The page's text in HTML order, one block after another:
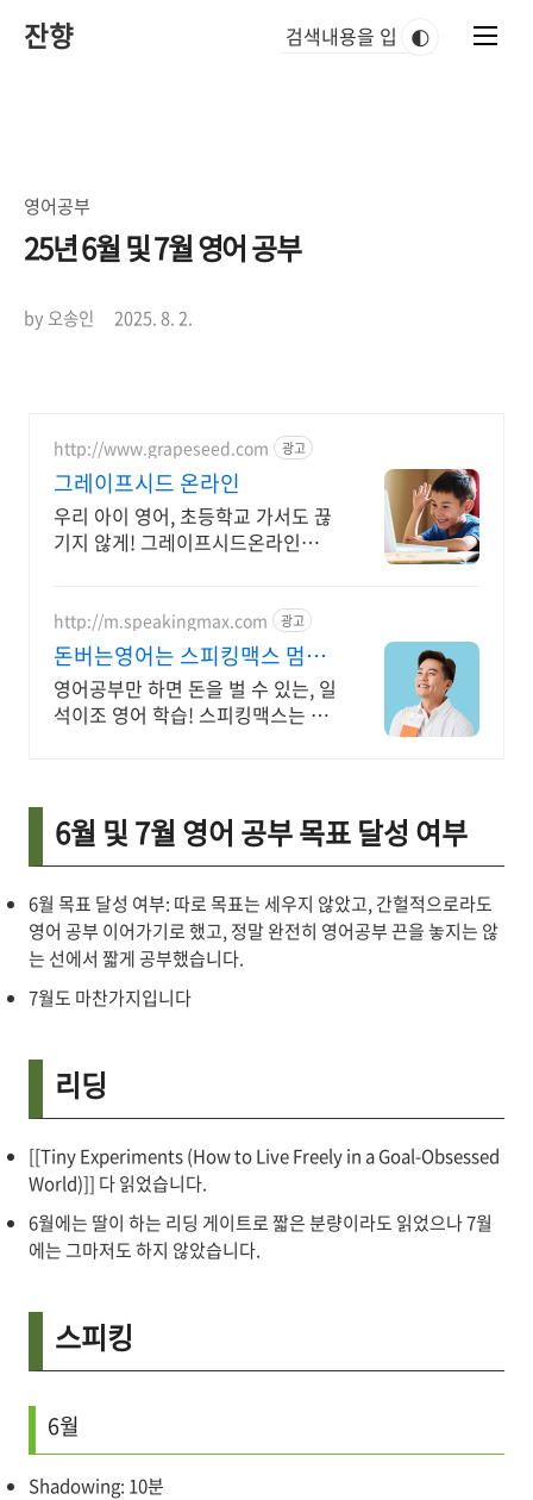
잔향 🌓
영어공부
25년 6월 및 7월 영어 공부
by 오송인 2025. 8. 2.
http://www.grapeseed.com 광고
그레이프시드 온라인
우리 아이 영어, 초등학교 가서도 끊
기지 않게! 그레이프시드온라인해
길러보세요!
http://m.speakingmax.com 광고
돈버는영어는 스피킹맥스 멈출
수 없는 영어회화
영어공부만 하면 돈을 벌 수 있는, 일
석이조 영어 학습! 스피킹맥스는 가
6월 및 7월 영어 공부 목표 달성 여부
6월 목표 달성 여부: 따로 목표는 세우지 않았고, 간헐적으로라도
영어 공부 이어가기로 했고, 정말 완전히 영어공부 끈을 놓지는 않
는 선에서 짧게 공부했습니다.
7월도 마찬가지입니다
리딩
[[Tiny Experiments (How to Live Freely in a Goal-Obsessed
World)]] 다 읽었습니다.
6월에는 딸이 하는 리딩 게이트로 짧은 분량이라도 읽었으나 7월
에는 그마저도 하지 않았습니다.
스피킹
6월
Shadowing: 10분